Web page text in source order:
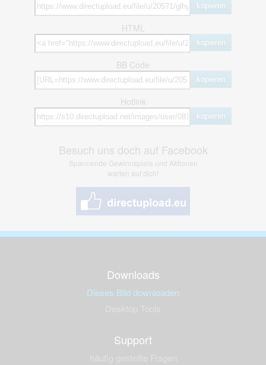
kopieren
HTML
kopieren
BB Code
kopieren
Hotlink
kopieren
Besuch uns doch auf Facebook
Spannende Gewinnspiele und Aktionen
warten auf dich!
Downloads
Dieses Bild downloaden
Support